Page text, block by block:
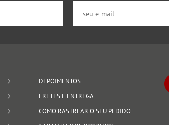
DEPOIMENTOS
FRETES E ENTREGA
COMO RASTREAR O SEU PEDIDO